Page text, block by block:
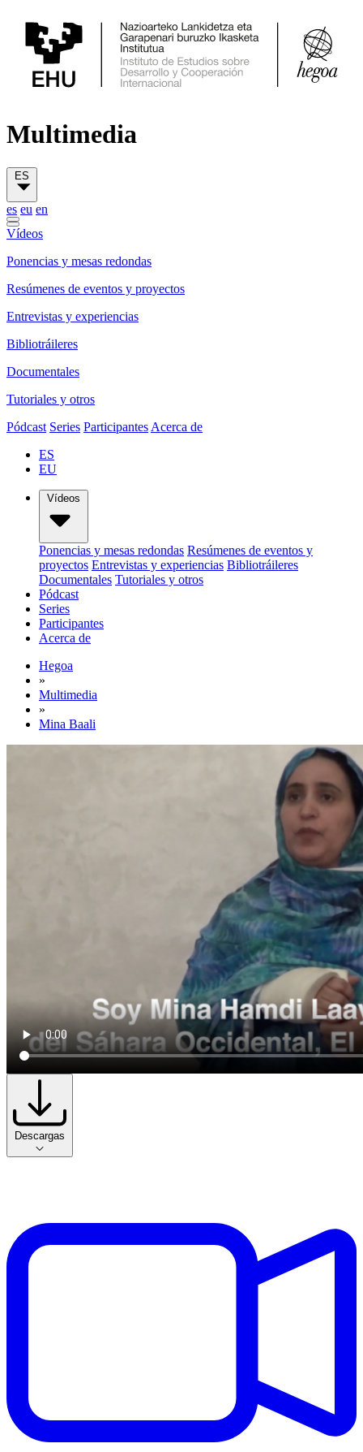
Multimedia
ES
es eu en
Vídeos
Ponencias y mesas redondas
Resúmenes de eventos y proyectos
Entrevistas y experiencias
Bibliotráileres
Documentales
Tutoriales y otros
Pódcast Series Participantes Acerca de
ES
EU
Vídeos
Ponencias y mesas redondas Resúmenes de eventos y
proyectos Entrevistas y experiencias Bibliotráileres
Documentales Tutoriales y otros
Pódcast
Series
Participantes
Acerca de
Hegoa
»
Multimedia
»
Mina Baali
Descargas